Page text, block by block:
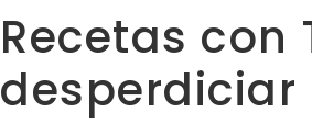
Recetas